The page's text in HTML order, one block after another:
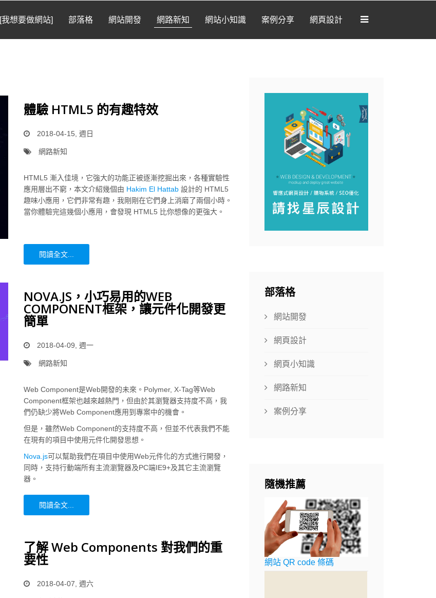
[我想要做網站] 部落格 網站開發 網路新知 網站小知識 案例分享 網頁設計
體驗 HTML5 的有趣特效
2018-04-15, 週日
網路新知
HTML5 漸入佳境，它強大的功能正被逐漸挖掘出來，各種實驗性
應用層出不窮，本文介紹幾個由 Hakim El Hattab設計的 HTML5
趣味小應用，它們非常有趣，我剛剛在它們身上消磨了兩個小時。
當你體驗完這幾個小應用，會發現 HTML5 比你想像的更強大。
閱讀全文...
NOVA.JS，小巧易用的WEB
COMPONENT框架，讓元件化開發更
簡單
2018-04-09, 週一
網路新知
Web Component是Web開發的未來。Polymer, X-Tag等Web
Component框架也越來越熱門，但由於其瀏覽器支持度不高，我
們仍缺少將Web Component應用到專案中的機會。
但是，雖然Web Component的支持度不高，但並不代表我們不能
在現有的項目中使用元件化開發思想。
Nova.js可以幫助我們在項目中使用Web元件化的方式進行開發，
同時，支持行動端所有主流瀏覽器及PC端IE9+及其它主流瀏覽
器。
閱讀全文...
了解 Web Components 對我們的重
要性
2018-04-07, 週六
部落格
網站開發
網頁設計
網頁小知識
網路新知
案例分享
隨機推薦
網站 QR code 條碼
網站小知識
案例分享